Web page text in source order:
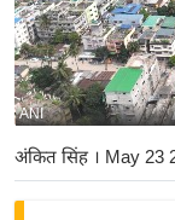
र्रा
ष्ट्री
य
बि
ज़
ने
ANI
अंकित सिंह। May 23